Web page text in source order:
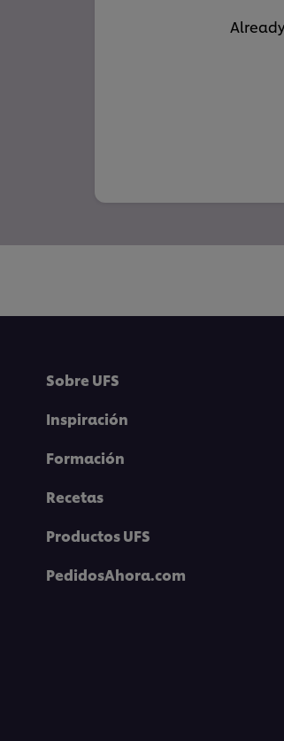
Sobre UFS
Inspiración
Formación
Recetas
Productos UFS
PedidosAhora.com